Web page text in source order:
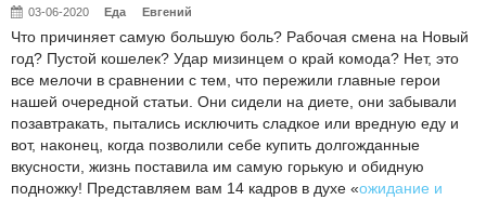
03-06-2020 Еда Евгений
Что причиняет самую большую боль? Рабочая смена на Новый
год? Пустой кошелек? Удар мизинцем о край комода? Нет, это
все мелочи в сравнении с тем, что пережили главные герои
нашей очередной статьи. Они сидели на диете, они забывали
позавтракать, пытались исключить сладкое или вредную еду и
вот, наконец, когда позволили себе купить долгожданные
вкусности, жизнь поставила им самую горькую и обидную
подножку! Представляем вам 14 кадров в духе «ожидание и